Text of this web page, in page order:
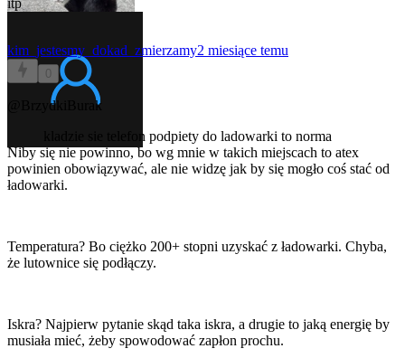
itp
kim_jestesmy_dokad_zmierzamy2 miesiące temu
0
@BrzydkiBurak
kladzie sie telefon podpiety do ladowarki to norma
Niby się nie powinno, bo wg mnie w takich miejscach to atex
powinien obowiązywać, ale nie widzę jak by się mogło coś stać od
ładowarki.
Temperatura? Bo ciężko 200+ stopni uzyskać z ładowarki. Chyba,
że lutownice się podłączy.
Iskra? Najpierw pytanie skąd taka iskra, a drugie to jaką energię by
musiała mieć, żeby spowodować zapłon prochu.